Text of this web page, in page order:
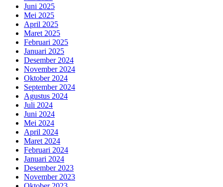
Juni 2025
Mei 2025
April 2025
Maret 2025
Februari 2025
Januari 2025
Desember 2024
November 2024
Oktober 2024
September 2024
Agustus 2024
Juli 2024
Juni 2024
Mei 2024
April 2024
Maret 2024
Februari 2024
Januari 2024
Desember 2023
November 2023